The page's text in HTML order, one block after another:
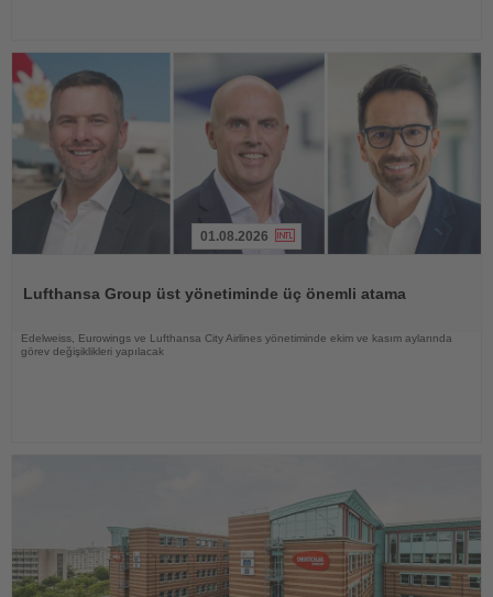
01.08.2026
Lufthansa Group üst yönetiminde üç önemli atama
Edelweiss, Eurowings ve Lufthansa City Airlines yönetiminde ekim ve kasım aylarında
görev değişiklikleri yapılacak